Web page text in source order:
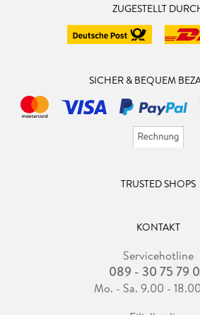
ZUGESTELLT
SICHER & BEQUEM
TRUSTED SHOPS
KONTAKT
Servicehotline
089 - 30 75 79
Mo. - Sa. 9.00 -